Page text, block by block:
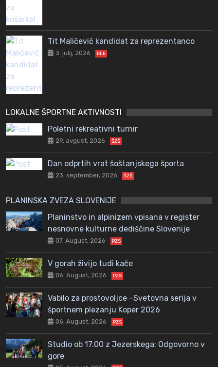
Tit Maličevič kandidat za reprezentanco
3. julij, 2026 ELE
LOKALNE ŠPORTNE AKTIVNOSTI
Poletni rekreativni turnir
29. avgust, 2026 ŠZŠ
Dan odprtih vrat šoštanjskega športa
23. september, 2026 ŠZŠ
PLANINSKA ZVEZA SLOVENIJE
Planinstvo in alpinizem vpisana v register
nesnovne kulturne dediščine Slovenije
07. August, 2026 PZS
V gorah živijo tudi kače
06. August, 2026 PZS
Vabilo za prostovoljce –Svetovna serija v
športnem plezanju Koper 2026
06. August, 2026 PZS
Studio ob 17.00 z Jezerskega: Odgovorno v
gore